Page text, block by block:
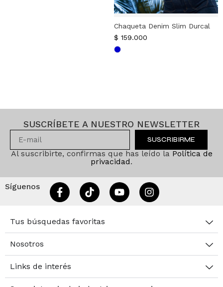
Chaqueta Denim Slim Durcal
$ 159.000
SUSCRÍBETE A NUESTRO NEWSLETTER
SUSCRIBIRME
Al suscribirte, confirmas que has leído la Política de
privacidad.
Síguenos
Tus búsquedas favoritas
Nosotros
Links de interés